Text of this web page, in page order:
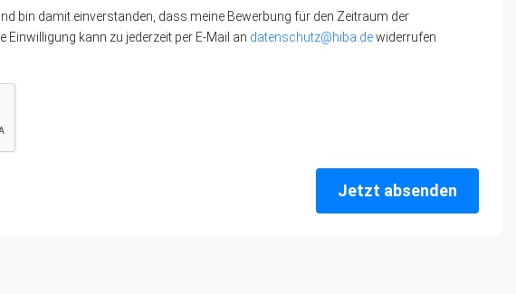
bin damit einverstanden, dass meine Bewerbung für den Zeitraum der
kann zu jederzeit per E-Mail an datenschutz@hiba.dewiderrufen
Jetzt absenden